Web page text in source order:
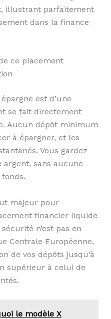
illustrant parfaitement
dans la finance
ce placement
est d’une
se fait directement
Aucun dépôt minimum
à épargner, et les
Vous gardez
sans aucune
majeur pour
financier liquide
n’est pas en
Centrale Européenne,
de vos dépôts jusqu’à
supérieur à celui de
le modèle X